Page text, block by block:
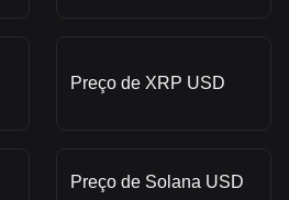
Preço de XRP USD
Preço de Solana USD